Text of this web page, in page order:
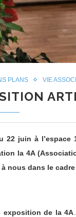
PLANS VIE
22 juin à
la 4A
nous dans le
exposition de la 4A